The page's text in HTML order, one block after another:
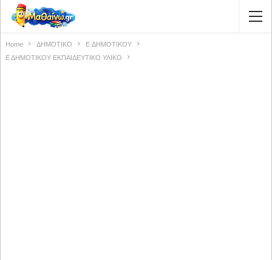
Home ΔΗΜΟΤΙΚΟ
E ΔΗΜΟΤΙΚΟΥ
Ε ΔΗΜΟΤΙΚΟΥ ΕΚΠΑΙΔΕΥΤΙΚΟ ΥΛΙΚΟ